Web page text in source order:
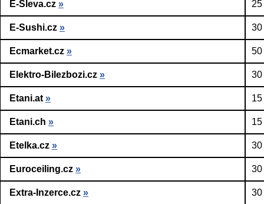
E-Sleva.cz »
E-Sushi.cz » 30
Ecmarket.cz » 50
Elektro-Bilezbozi.cz » 30
Etani.at »
Etani.ch »
Etelka.cz » 30
Euroceiling.cz » 30
Extra-Inzerce.cz » 30